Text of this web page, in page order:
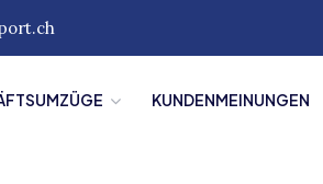
KUNDENMEINUNGEN